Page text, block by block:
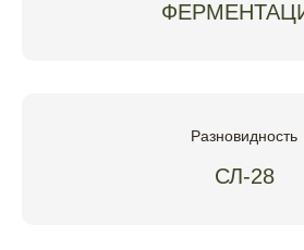
Разновидность
СЛ-28